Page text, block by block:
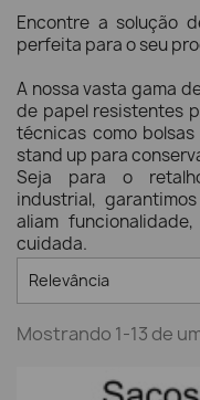
Encontre a solução
perfeita para o seu
A nossa vasta gama
de papel resistentes
técnicas como
stand up para
Seja para o
industrial,
aliam
cuidada.
Relevância
Mostrando 1-13 de